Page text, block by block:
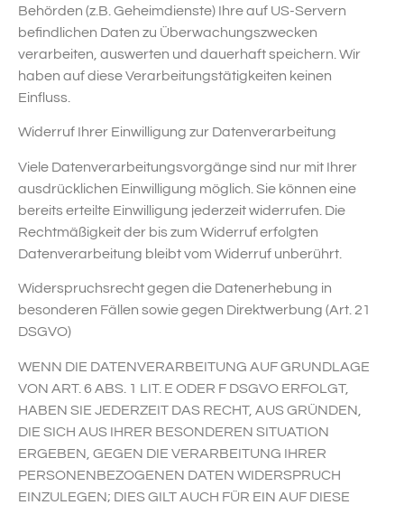
Behörden (z.B. Geheimdienste) Ihre auf US-Servern
befindlichen Daten zu Überwachungszwecken
verarbeiten, auswerten und dauerhaft speichern. Wir
haben auf diese Verarbeitungstätigkeiten keinen
Einfluss.
Widerruf Ihrer Einwilligung zur Datenverarbeitung
Viele Datenverarbeitungsvorgänge sind nur mit Ihrer
ausdrücklichen Einwilligung möglich. Sie können eine
bereits erteilte Einwilligung jederzeit widerrufen. Die
Rechtmäßigkeit der bis zum Widerruf erfolgten
Datenverarbeitung bleibt vom Widerruf unberührt.
Widerspruchsrecht gegen die Datenerhebung in
besonderen Fällen sowie gegen Direktwerbung (Art. 21
DSGVO)
WENN DIE DATENVERARBEITUNG AUF GRUNDLAGE
VON ART. 6 ABS. 1 LIT. E ODER F DSGVO ERFOLGT,
HABEN SIE JEDERZEIT DAS RECHT, AUS GRÜNDEN,
DIE SICH AUS IHRER BESONDEREN SITUATION
ERGEBEN, GEGEN DIE VERARBEITUNG IHRER
PERSONENBEZOGENEN DATEN WIDERSPRUCH
EINZULEGEN; DIES GILT AUCH FÜR EIN AUF DIESE